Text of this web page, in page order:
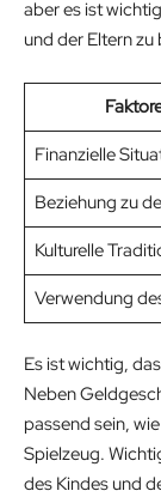
aber es ist
und der Eltern
Finanzielle
Beziehung zu
Kulturelle
Verwendung
Es ist wichtig,
Neben
passend sein,
Spielzeug.
des Kindes und